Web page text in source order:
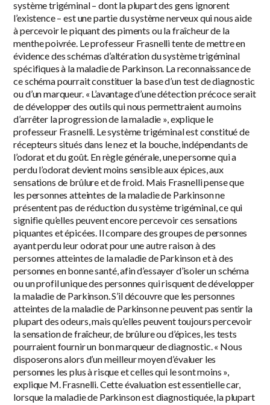
système trigéminal – dont la plupart des gens ignorent
l’existence – est une partie du système nerveux qui nous aide
à percevoir le piquant des piments ou la fraîcheur de la
menthe poivrée. Le professeur Frasnelli tente de mettre en
évidence des schémas d’altération du système trigéminal
spécifiques à la maladie de Parkinson. La reconnaissance de
ce schéma pourrait constituer la base d’un test de diagnostic
ou d’un marqueur. « L’avantage d’une détection précoce serait
de développer des outils qui nous permettraient au moins
d’arrêter la progression de la maladie », explique le
professeur Frasnelli. Le système trigéminal est constitué de
récepteurs situés dans le nez et la bouche, indépendants de
l’odorat et du goût. En règle générale, une personne qui a
perdu l’odorat devient moins sensible aux épices, aux
sensations de brûlure et de froid. Mais Frasnelli pense que
les personnes atteintes de la maladie de Parkinson ne
présentent pas de réduction du système trigéminal, ce qui
signifie qu’elles peuvent encore percevoir ces sensations
piquantes et épicées. Il compare des groupes de personnes
ayant perdu leur odorat pour une autre raison à des
personnes atteintes de la maladie de Parkinson et à des
personnes en bonne santé, afin d’essayer d’isoler un schéma
ou un profil unique des personnes qui risquent de développer
la maladie de Parkinson. S’il découvre que les personnes
atteintes de la maladie de Parkinson ne peuvent pas sentir la
plupart des odeurs, mais qu’elles peuvent toujours percevoir
la sensation de fraîcheur, de brûlure ou d’épices, les tests
pourraient fournir un bon marqueur de diagnostic. « Nous
disposerons alors d’un meilleur moyen d’évaluer les
personnes les plus à risque et celles qui le sont moins »,
explique M. Frasnelli. Cette évaluation est essentielle car,
lorsque la maladie de Parkinson est diagnostiquée, la plupart